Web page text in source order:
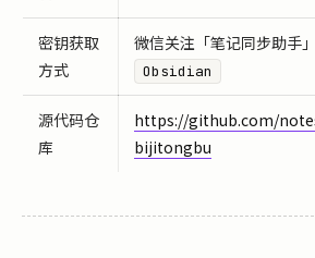
密钥获取
方式
微信关注「笔记同步助手
Obsidian
源代码仓
库
https://github.com/
bijitongbu